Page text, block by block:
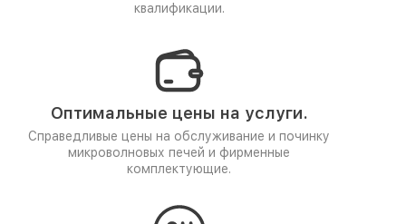
квалификации.
Оптимальные цены на услуги.
Справедливые цены на обслуживание и починку
микроволновых печей и фирменные
комплектующие.